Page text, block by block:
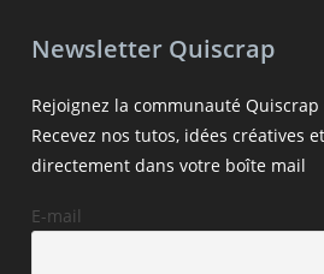
Newsletter Quiscrap
Rejoignez la communauté Quiscrap
Recevez nos tutos, idées créatives
directement dans votre boîte mail
E-mail